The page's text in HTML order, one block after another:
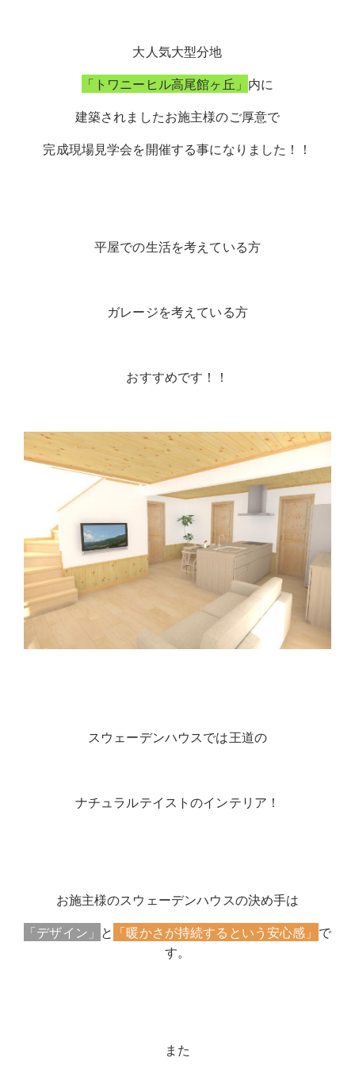
大人気大型分地
「トワニーヒル高尾館ヶ丘」 内に
建築されましたお施主様のご厚意で
完成現場見学会を開催する事になりました！！
平屋での生活を考えている方
ガレージを考えている方
おすすめです！！
スウェーデンハウスでは王道の
ナチュラルテイストのインテリア！
お施主様のスウェーデンハウスの決め手は
「デザイン」 と 「暖かさが持続するという安心感」 で
す。
また